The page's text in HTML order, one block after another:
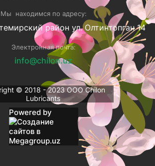
Мы находимся по адресу:
район ул. Олтинтопган 14
Электронная почта:
info@chilon.uz
© 2018 - 2023 ОOO Chilon
Lubricants
Powered by